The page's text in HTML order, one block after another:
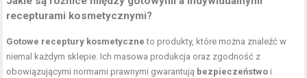
recepturami kosmetycznymi?
Gotowe receptury kosmetyczne to produkty, które można znaleźć w
niemal każdym sklepie. Ich masowa produkcja oraz zgodność z
obowiązującymi normami prawnymi gwarantują bezpieczeństwo i